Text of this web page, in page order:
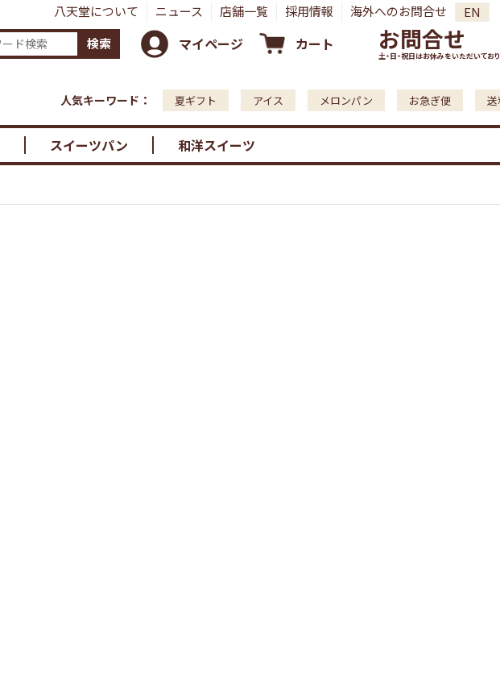
八天堂について ニュース 店舗一覧 採用情報 海外へのお問合せ EN
検索 マイページ カート お問合せ
土・日・祝日はお休みをいただいており
人気キーワード： 夏ギフト アイス メロンパン お急ぎ便
スイーツパン 和洋スイーツ